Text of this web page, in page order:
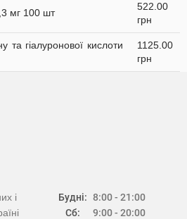
мг 100 шт
522.00
грн
та гіалуронової кислоти
1125.00
грн
Будні:
Сб:
8:00 - 21:00
9:00 - 20:00
і